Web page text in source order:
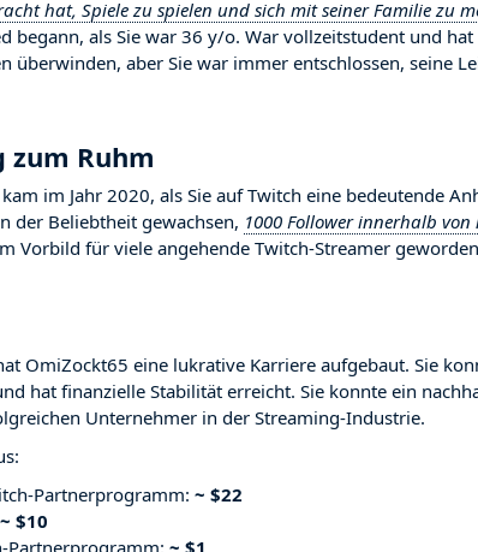
hat, Spiele zu spielen und sich mit seiner Familie zu
begann, als Sie war 36 y/o. War vollzeitstudent und
überwinden, aber Sie war immer entschlossen, seine
zum Ruhm
im Jahr 2020, als Sie auf Twitch eine bedeutende
der Beliebtheit gewachsen, 1000 Follower innerhalb
Vorbild für viele angehende Twitch-Streamer
OmiZockt65 eine lukrative Karriere aufgebaut. Sie
hat finanzielle Stabilität erreicht. Sie konnte ein
Unternehmer in der Streaming-Industrie.
Partnerprogramm: ~ $22
~ $10
Partnerprogramm: ~ $1